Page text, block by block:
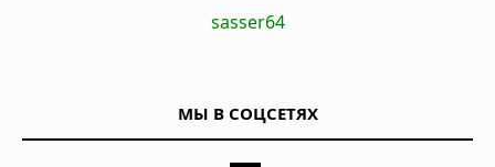
sasser64
МЫ В СОЦСЕТЯХ